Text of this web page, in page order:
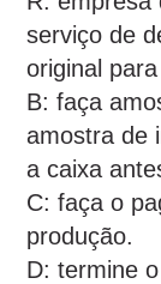
serviço de
original
B: faça
amostra de
a caixa
C: faça o
produção.
D: termine